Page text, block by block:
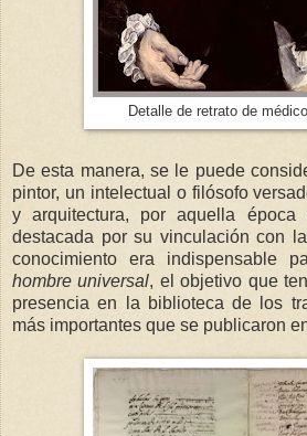
Detalle de retrato de
De esta manera, se le puede
pintor, un intelectual o filósofo
y arquitectura, por aquella época
destacada por su vinculación con
conocimiento era indispensable
hombre universal, el objetivo que
presencia en la biblioteca de los
más importantes que se publicaron